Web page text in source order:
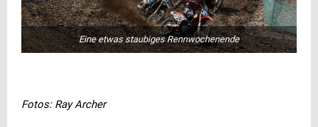
Eine etwas staubiges Rennwochenende
Fotos: Ray Archer